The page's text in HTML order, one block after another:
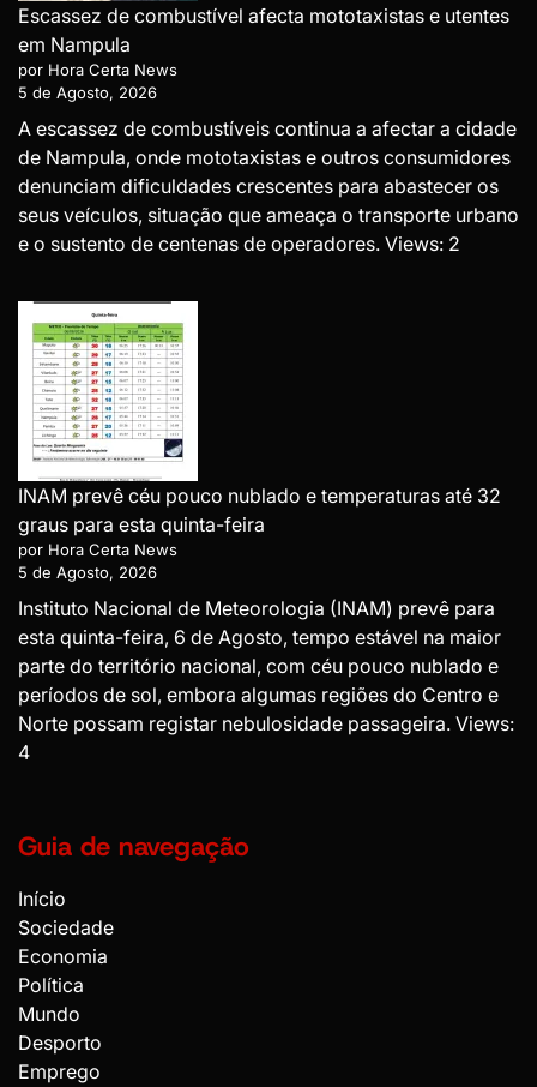
Escassez de combustível afecta mototaxistas e utentes
em Nampula
por Hora Certa News
5 de Agosto, 2026
A escassez de combustíveis continua a afectar a cidade
de Nampula, onde mototaxistas e outros consumidores
denunciam dificuldades crescentes para abastecer os
seus veículos, situação que ameaça o transporte urbano
e o sustento de centenas de operadores. Views: 2
INAM prevê céu pouco nublado e temperaturas até 32
graus para esta quinta-feira
por Hora Certa News
5 de Agosto, 2026
Instituto Nacional de Meteorologia (INAM) prevê para
esta quinta-feira, 6 de Agosto, tempo estável na maior
parte do território nacional, com céu pouco nublado e
períodos de sol, embora algumas regiões do Centro e
Norte possam registar nebulosidade passageira. Views:
4
Guia de navegação
Início
Sociedade
Economia
Política
Mundo
Desporto
Emprego